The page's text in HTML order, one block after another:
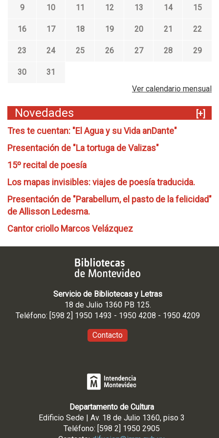
9 10 11 12 13 14 15
16 17 18 19 20 21 22
23 24 25 26 27 28 29
30
31
Ver calendario mensual
Novedades
[+]
Tres te cuentan: "El Agua y su Vida anDante"
Presentación de "La tortuga de Valizas"
15º recital de poesía
Los mapas invisibles: viajes de poesía traducida.
Presentación de "Parabellum, el pasto de la felicidad"
de Allisson Ledesma.
Cantor criollo Marcos Velázquez
Servicio de Bibliotecas y Letras
18 de Julio 1360 PB 125.
Teléfono: [598 2] 1950 1493 - 1950 4208 - 1950 4209
Contacto
Departamento de Cultura
Edificio Sede | Av. 18 de Julio 1360, piso 3
Teléfono: [598 2] 1950 2905